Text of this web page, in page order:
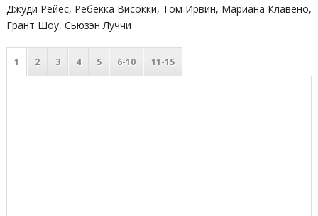
Джуди Рейес, Ребекка Високки, Том Ирвин, Мариана Клавено,
Грант Шоу, Сьюзэн Луччи
1 2 3 4 5 6-10 11-15